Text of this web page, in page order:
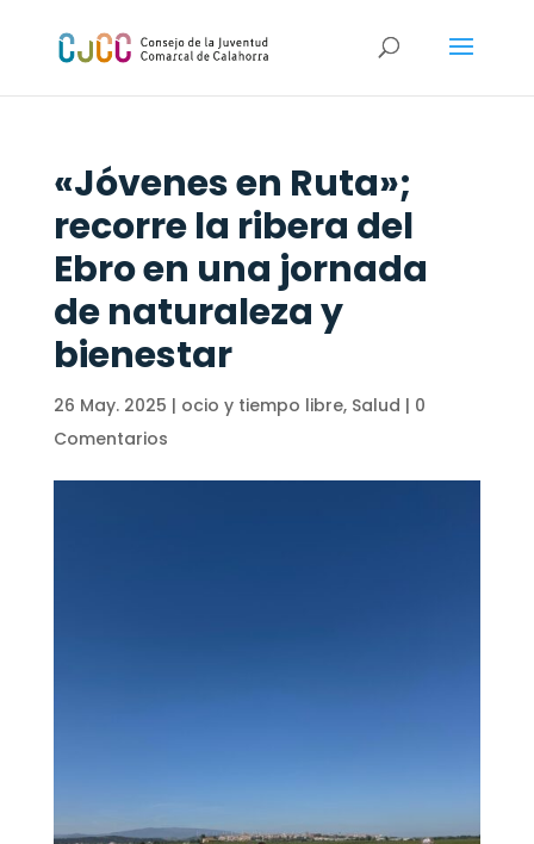
«Jóvenes en Ruta»;
recorre la ribera del
Ebro en una jornada
de naturaleza y
bienestar
26 May. 2025 | ocio y tiempo libre, Salud | 0
Comentarios